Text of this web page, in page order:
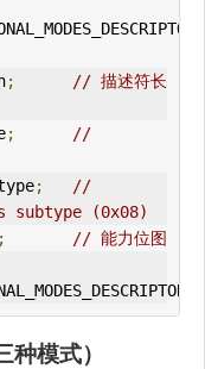
;
// 描述符长
;
//
;
//
subtype (0x08)
;
// 能力位图
模式）